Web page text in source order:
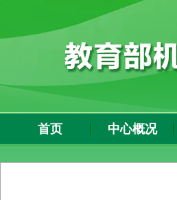
首页 中心概况